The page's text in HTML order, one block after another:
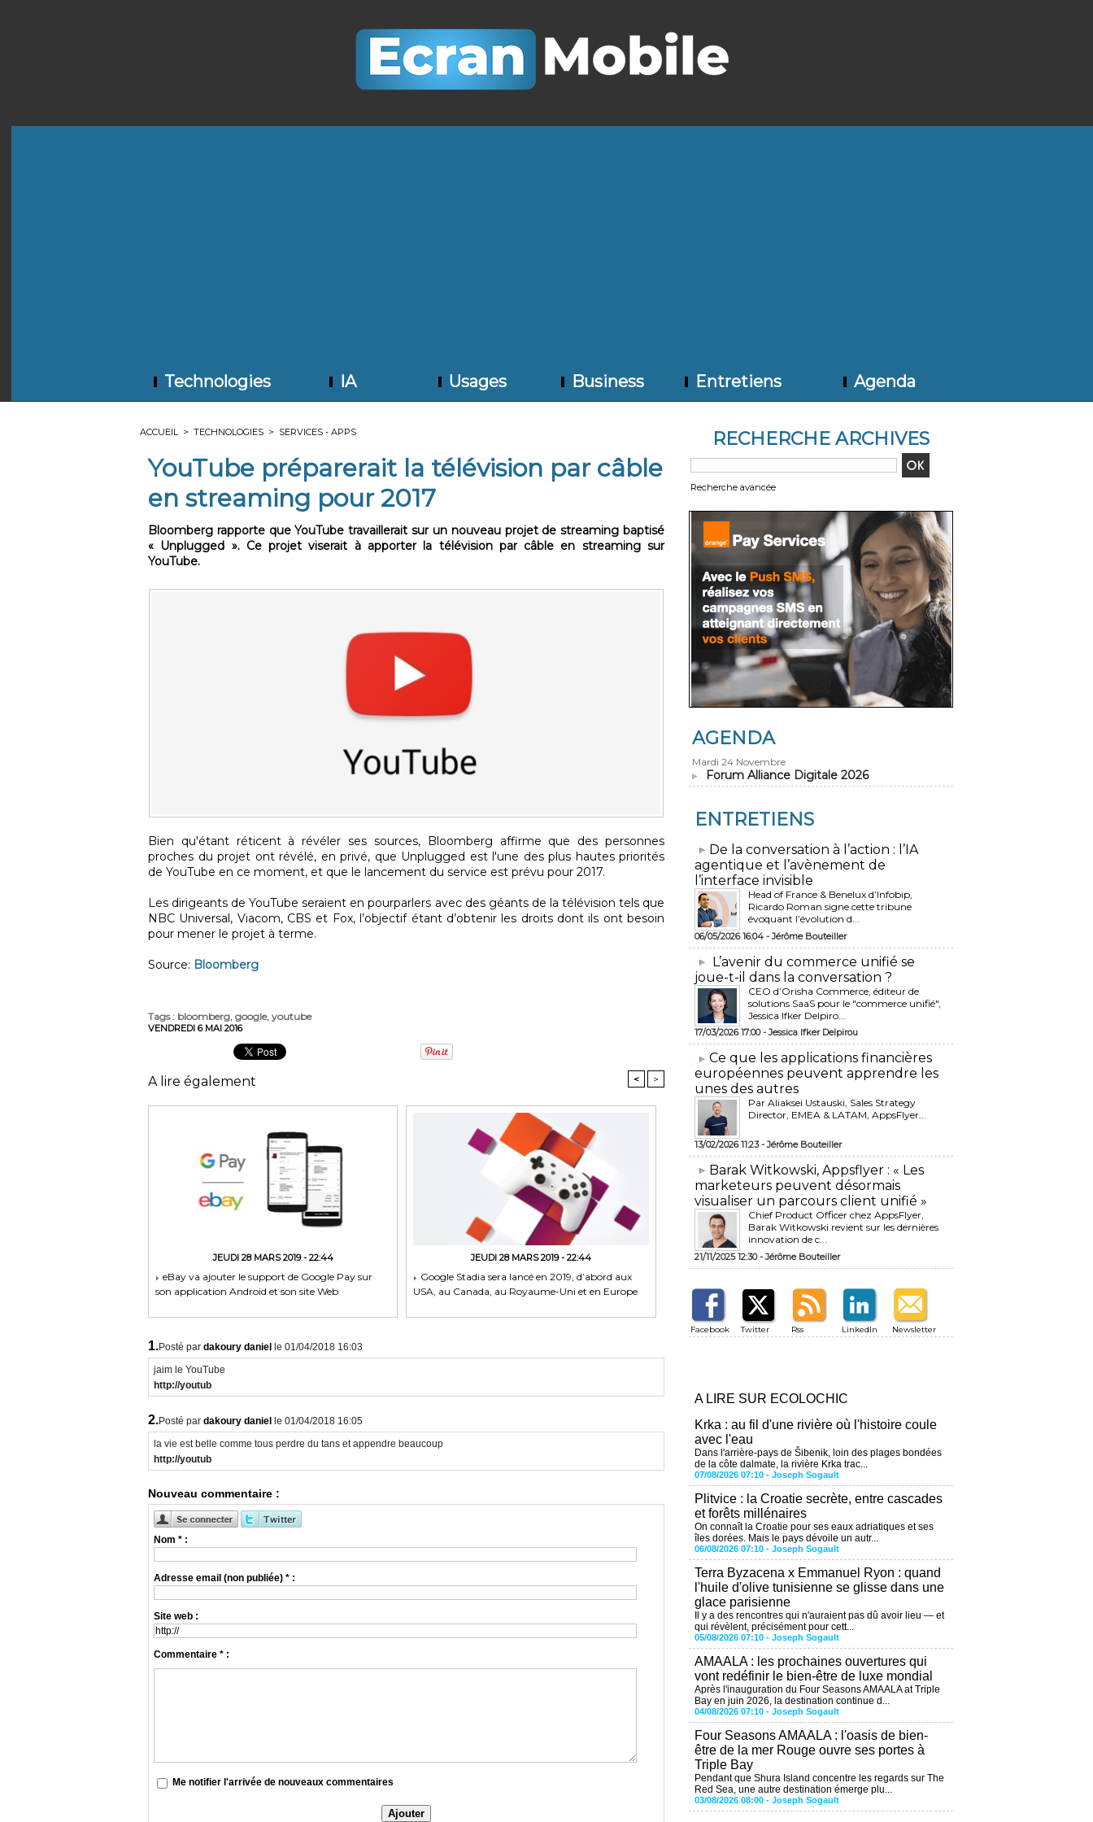
Technologies IA Usages Business Entretiens Agenda
ACCUEIL > TECHNOLOGIES > SERVICES - APPS
YouTube préparerait la télévision par câble
en streaming pour 2017
Bloomberg rapporte que YouTube travaillerait sur un nouveau projet de streaming baptisé
« Unplugged ». Ce projet viserait à apporter la télévision par câble en streaming sur
YouTube.
Bien qu'étant réticent à révéler ses sources, Bloomberg affirme que des personnes
proches du projet ont révélé, en privé, que Unplugged est l'une des plus hautes priorités
de YouTube en ce moment, et que le lancement du service est prévu pour 2017.
Les dirigeants de YouTube seraient en pourparlers avec des géants de la télévision tels que
NBC Universal, Viacom, CBS et Fox, l’objectif étant d’obtenir les droits dont ils ont besoin
pour mener le projet à terme.
Source: Bloomberg
Tags: bloomberg, google, youtube
VENDREDI 6 MAI 2016
A lire également < >
JEUDI 28 MARS 2019 - 22:44
eBay va ajouter le support de Google Pay sur
son application Android et son site Web
JEUDI 28 MARS 2019 - 22:44
Google Stadia sera lancé en 2019, d’abord aux
USA, au Canada, au Royaume-Uni et en Europe
1.Posté par dakoury daniel
le 01/04/2018 16:03
jaim le YouTube
http://youtub
2.Posté par dakoury daniel
le 01/04/2018 16:05
la vie est belle comme tous perdre du tans et appendre beaucoup
http://youtub
Nouveau commentaire :
Nom * :
Adresse email (non publiée) * :
Site web :
Commentaire * :
Me notifier l'arrivée de nouveaux commentaires
RECHERCHE ARCHIVES
Recherche avancée
AGENDA
Mardi 24 Novembre
Forum Alliance Digitale 2026
ENTRETIENS
​De la conversation à l’action : l’IA
agentique et l’avènement de
l’interface invisible
Head of France & Benelux d’Infobip,
Ricardo Roman signe cette tribune
évoquant l’évolution d...
06/05/2026 16:04 -Jérôme Bouteiller
L’avenir du commerce unifié se
joue-t-il dans la conversation ?
CEO d’Orisha Commerce, éditeur de
solutions SaaS pour le "commerce unifié",
Jessica Ifker Delpiro...
17/03/2026 17:00 -Jessica Ifker Delpirou
​Ce que les applications financières
européennes peuvent apprendre les
unes des autres
Par Aliaksei Ustauski, Sales Strategy
Director, EMEA & LATAM, AppsFlyer...
13/02/2026 11:23 -Jérôme Bouteiller
​Barak Witkowski, Appsflyer : « Les
marketeurs peuvent désormais
visualiser un parcours client unifié »
Chief Product Officer chez AppsFlyer, ​
Barak Witkowski revient sur les dernières
innovation de c...
21/11/2025 12:30 -Jérôme Bouteiller
Facebook Twitter Rss LinkedIn Newsletter
A LIRE SUR ECOLOCHIC
Krka : au fil d'une rivière où l'histoire coule
avec l'eau
Dans l'arrière-pays de Šibenik, loin des plages bondées
de la côte dalmate, la rivière Krka trac...
07/08/2026 07:10 - Joseph Sogault
Plitvice : la Croatie secrète, entre cascades
et forêts millénaires
On connaît la Croatie pour ses eaux adriatiques et ses
îles dorées. Mais le pays dévoile un autr...
06/08/2026 07:10 - Joseph Sogault
Terra Byzacena x Emmanuel Ryon : quand
l'huile d'olive tunisienne se glisse dans une
glace parisienne
Il y a des rencontres qui n'auraient pas dû avoir lieu — et
qui révèlent, précisément pour cett...
05/08/2026 07:10 - Joseph Sogault
AMAALA : les prochaines ouvertures qui
vont redéfinir le bien-être de luxe mondial
Après l'inauguration du Four Seasons AMAALA at Triple
Bay en juin 2026, la destination continue d...
04/08/2026 07:10 - Joseph Sogault
Four Seasons AMAALA : l'oasis de bien-
être de la mer Rouge ouvre ses portes à
Triple Bay
Pendant que Shura Island concentre les regards sur The
Red Sea, une autre destination émerge plu...
03/08/2026 08:00 - Joseph Sogault